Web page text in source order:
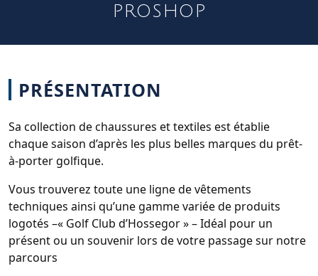
PROSHOP
PRÉSENTATION
Sa collection de chaussures et textiles est établie
chaque saison d’après les plus belles marques du prêt-
à-porter golfique.
Vous trouverez toute une ligne de vêtements
techniques ainsi qu’une gamme variée de produits
logotés –« Golf Club d’Hossegor » – Idéal pour un
présent ou un souvenir lors de votre passage sur notre
parcours